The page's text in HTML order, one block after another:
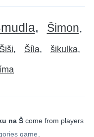
Šimon
Šiši Šíla šikulka
na Š come from players
game